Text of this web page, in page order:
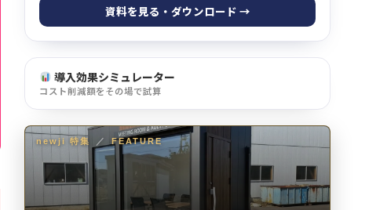
資料を見る・ダウンロード →
導入効果シミュレーター
コスト削減額をその場で試算
newji 特集 ／ FEATURE